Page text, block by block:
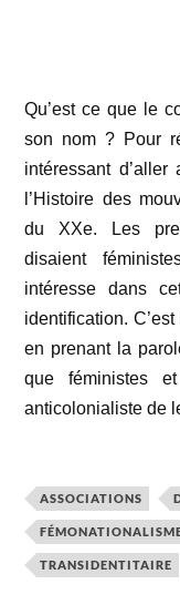
Qu’est ce que le
son nom ? Pour
intéressant
l’Histoire des
du XXe. Les
disaient
intéresse dans
identification.
en prenant la
que féministes
anticolonialiste de
ASSOCIATIONS
TRANSIDENTITAIRE